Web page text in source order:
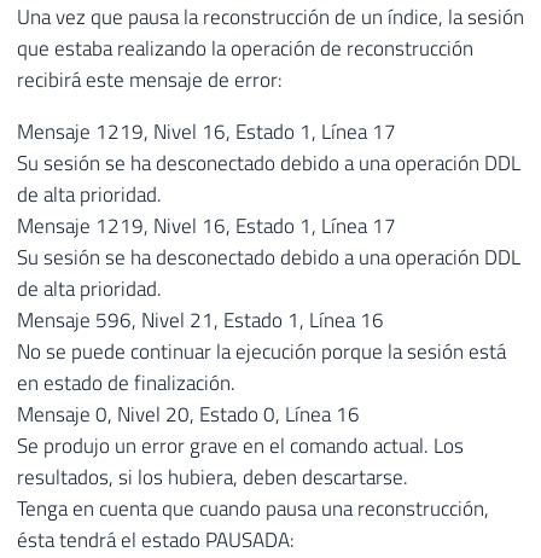
Una vez que pausa la reconstrucción de un índice, la sesión
que estaba realizando la operación de reconstrucción
recibirá este mensaje de error:
Mensaje 1219, Nivel 16, Estado 1, Línea 17
Su sesión se ha desconectado debido a una operación DDL
de alta prioridad.
Mensaje 1219, Nivel 16, Estado 1, Línea 17
Su sesión se ha desconectado debido a una operación DDL
de alta prioridad.
Mensaje 596, Nivel 21, Estado 1, Línea 16
No se puede continuar la ejecución porque la sesión está
en estado de finalización.
Mensaje 0, Nivel 20, Estado 0, Línea 16
Se produjo un error grave en el comando actual. Los
resultados, si los hubiera, deben descartarse.
Tenga en cuenta que cuando pausa una reconstrucción,
ésta tendrá el estado PAUSADA: